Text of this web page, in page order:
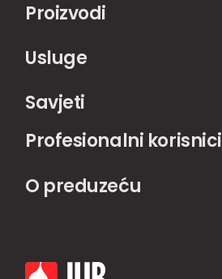
Proizvodi
Usluge
Savjeti
Profesionalni korisnici
O preduzeću